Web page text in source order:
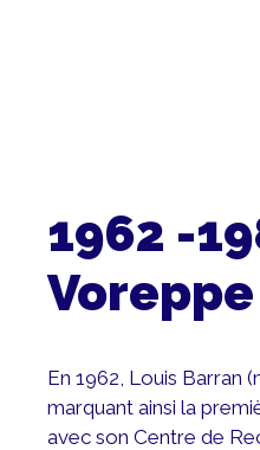
1962 -
Voreppe
En 1962, Louis Barran
marquant ainsi la
avec son Centre de